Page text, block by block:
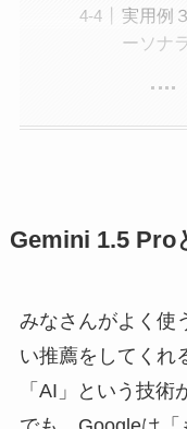
実用例
ーソナ
Gemini 1.5 Pro
みなさんがよく使
い推薦をしてくれ
「AI」という技術